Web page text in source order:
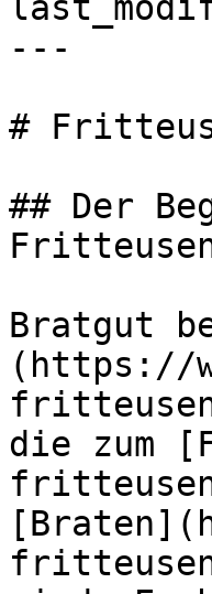
---
#
## Der
Bratgut
(https://
die zum